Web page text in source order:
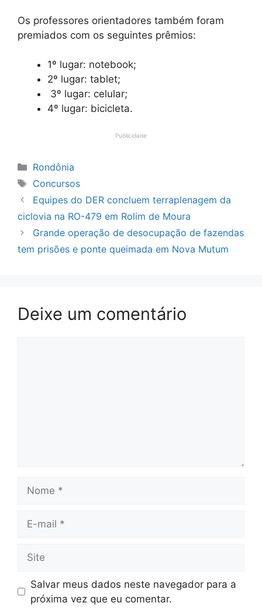
Os professores orientadores também foram
premiados com os seguintes prêmios:
1º lugar: notebook;
2º lugar: tablet;
3º lugar: celular;
4º lugar: bicicleta.
Publicidade
Categorias
Rondônia
Tags
Concursos
Equipes do DER concluem terraplenagem da
ciclovia na RO-479 em Rolim de Moura
Grande operação de desocupação de fazendas
tem prisões e ponte queimada em Nova Mutum
Deixe um comentário
mail
Salvar meus dados neste navegador para a
próxima vez que eu comentar.